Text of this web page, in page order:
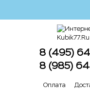
8 (495)
8 (985)
Оплата